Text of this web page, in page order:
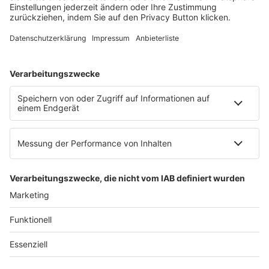
E-Mail:info@ruw.de
Web:https://www.ruw.de
AGB
Datenschutzerklärung
Genderhinweis
Cookie-Einstellungen